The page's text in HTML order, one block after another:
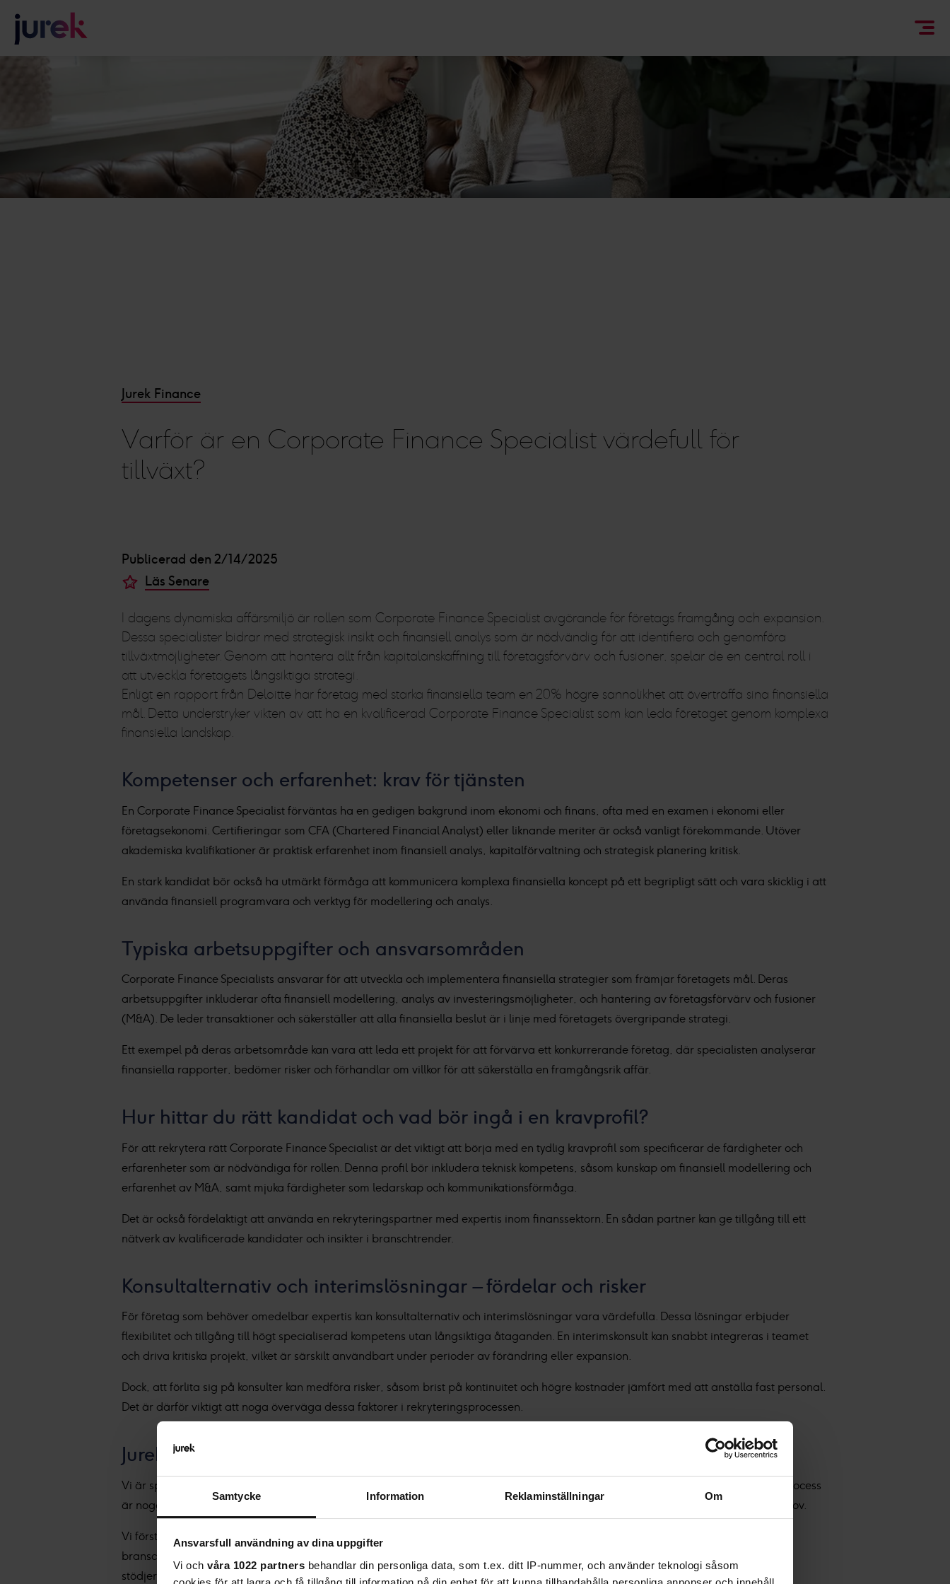
Samtycke Information Reklaminställningar Om
Ansvarsfull användning av dina uppgifter
Vi och våra 1022 partners behandlar din personliga data, som t.ex. ditt IP-nummer, och använder teknologi såsom
Jurek Finance
Varför är en Corporate Finance Specialist värdefull för
tillväxt?
Publicerad den 2/14/2025
Läs Senare
I dagens dynamiska affärsmiljö är rollen som Corporate Finance Specialist avgörande för företags framgång och expansion.
Dessa specialister bidrar med strategisk insikt och finansiell analys som är nödvändig för att identifiera och genomföra
tillväxtmöjligheter. Genom att hantera allt från kapitalanskaffning till företagsförvärv och fusioner, spelar de en central roll i
att utveckla företagets långsiktiga strategi.
Enligt en rapport från Deloitte har företag med starka finansiella team en 20% högre sannolikhet att överträffa sina finansiella
mål. Detta understryker vikten av att ha en kvalificerad Corporate Finance Specialist som kan leda företaget genom komplexa
finansiella landskap.
Kompetenser och erfarenhet: krav för tjänsten
En Corporate Finance Specialist förväntas ha en gedigen bakgrund inom ekonomi och finans, ofta med en examen i ekonomi eller
företagsekonomi. Certifieringar som CFA (Chartered Financial Analyst) eller liknande meriter är också vanligt förekommande. Utöver
akademiska kvalifikationer är praktisk erfarenhet inom finansiell analys, kapitalförvaltning och strategisk planering kritisk.
En stark kandidat bör också ha utmärkt förmåga att kommunicera komplexa finansiella koncept på ett begripligt sätt och vara skicklig i att
använda finansiell programvara och verktyg för modellering och analys.
Typiska arbetsuppgifter och ansvarsområden
Corporate Finance Specialists ansvarar för att utveckla och implementera finansiella strategier som främjar företagets mål. Deras
arbetsuppgifter inkluderar ofta finansiell modellering, analys av investeringsmöjligheter, och hantering av företagsförvärv och fusioner
(M&A). De leder transaktioner och säkerställer att alla finansiella beslut är i linje med företagets övergripande strategi.
Ett exempel på deras arbetsområde kan vara att leda ett projekt för att förvärva ett konkurrerande företag, där specialisten analyserar
finansiella rapporter, bedömer risker och förhandlar om villkor för att säkerställa en framgångsrik affär.
Hur hittar du rätt kandidat och vad bör ingå i en kravprofil?
För att rekrytera rätt Corporate Finance Specialist är det viktigt att börja med en tydlig kravprofil som specificerar de färdigheter och
erfarenheter som är nödvändiga för rollen. Denna profil bör inkludera teknisk kompetens, såsom kunskap om finansiell modellering och
erfarenhet av M&A, samt mjuka färdigheter som ledarskap och kommunikationsförmåga.
Det är också fördelaktigt att använda en rekryteringspartner med expertis inom finanssektorn. En sådan partner kan ge tillgång till ett
nätverk av kvalificerade kandidater och insikter i branschtrender.
Konsultalternativ och interimslösningar – fördelar och risker
För företag som behöver omedelbar expertis kan konsultalternativ och interimslösningar vara värdefulla. Dessa lösningar erbjuder
flexibilitet och tillgång till högt specialiserad kompetens utan långsiktiga åtaganden. En interimskonsult kan snabbt integreras i teamet
och driva kritiska projekt, vilket är särskilt användbart under perioder av förändring eller expansion.
Dock, att förlita sig på konsulter kan medföra risker, såsom brist på kontinuitet och högre kostnader jämfört med att anställa fast personal.
Det är därför viktigt att noga överväga dessa faktorer i rekryteringsprocessen.
Jurek som rekryteringspartner – process och kompetens
Vi är specialiserade på att rekrytera och hyra ut expertkompetens inom finans och andra kritiska affärsområden. Vår rekryteringsprocess
är noggrant utformad för att säkerställa att vi presenterar de mest kvalificerade kandidaterna som matchar ditt företags unika behov.
Vi förstår de komplexa krav som ställs på en Corporate Finance Specialist och erbjuder våra kunder en kombination av djup
branschkunskap och ett brett nätverk av talanger. Genom att arbeta nära våra kunder kan vi skräddarsy rekryteringslösningar som
stödjer deras långsiktiga affärsmål.